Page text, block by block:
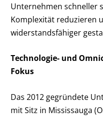
Unternehmen schneller
Komplexität reduzieren
widerstandsfähiger
Technologie- und
Fokus
Das 2012 gegründete
mit Sitz in Mississauga